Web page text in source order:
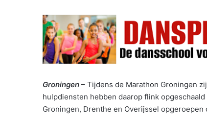
Groningen – Tijdens de Marathon Groningen
hulpdiensten hebben daarop flink
Groningen, Drenthe en Overijssel